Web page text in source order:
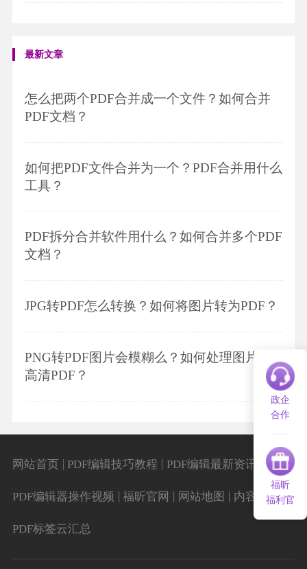
最新文章
怎么把两个PDF合并成一个文件？如何合并
PDF文档？
如何把PDF文件合并为一个？PDF合并用什么
工具？
PDF拆分合并软件用什么？如何合并多个PDF
文档？
JPG转PDF怎么转换？如何将图片转为PDF？
PNG转PDF图片会模糊么？如何处理图片转
高清PDF？
政企
合作
福昕
福利官
网站首页 PDF编辑技巧教程 PDF编辑最新资讯
PDF编辑器操作视频 福昕官网 网站地图 内容导航 |
PDF标签云汇总